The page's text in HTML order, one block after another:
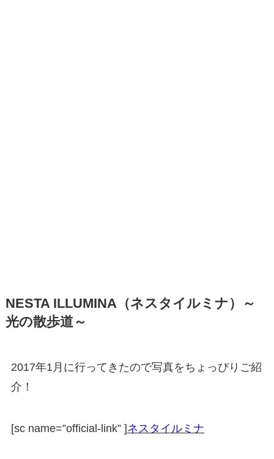
NESTA ILLUMINA（ネスタイルミナ）～
光の散歩道～
2017年1月に行ってきたので写真をちょっぴりご紹
介！
[sc name=”official-link” ]ネスタイルミナ